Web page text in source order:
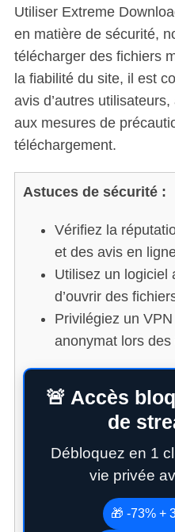
Utiliser Extreme
en matière de sécurité,
télécharger des fichiers
la fiabilité du site, il est
avis d’autres
aux mesures de
téléchargement.
Astuces de sécurité :
Vérifiez la
et des avis en
Utilisez un logiciel
d’ouvrir des
Privilégiez un
anonymat lors
🚨 Accès
de
Débloquez en 1
vie privée
🎁 -73% +